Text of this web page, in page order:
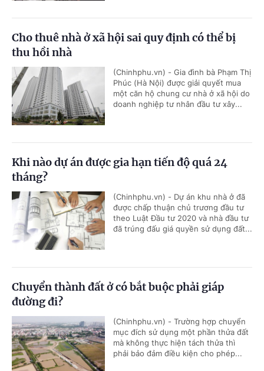
Cho thuê nhà ở xã hội sai quy định có thể bị
thu hồi nhà
(Chinhphu.vn) - Gia đình bà Phạm Thị
Phúc (Hà Nội) được giải quyết mua
một căn hộ chung cư nhà ở xã hội do
doanh nghiệp tư nhân đầu tư xây...
Khi nào dự án được gia hạn tiến độ quá 24
tháng?
(Chinhphu.vn) - Dự án khu nhà ở đã
được chấp thuận chủ trương đầu tư
theo Luật Đầu tư 2020 và nhà đầu tư
đã trúng đấu giá quyền sử dụng đất...
Chuyển thành đất ở có bắt buộc phải giáp
đường đi?
(Chinhphu.vn) - Trường hợp chuyển
mục đích sử dụng một phần thửa đất
mà không thực hiện tách thửa thì
phải bảo đảm điều kiện cho phép...